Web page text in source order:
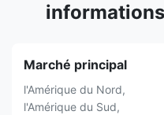
Marché principal
l'Amérique du Nord,
l'Amérique du Sud,